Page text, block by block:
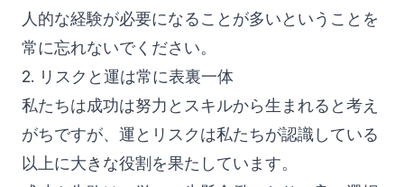
人的な経験が必要になることが多いということを
常に忘れないでください。
2. リスクと運は常に表裏一体
私たちは成功は努力とスキルから生まれると考え
がちですが、運とリスクは私たちが認識している
以上に大きな役割を果たしています。